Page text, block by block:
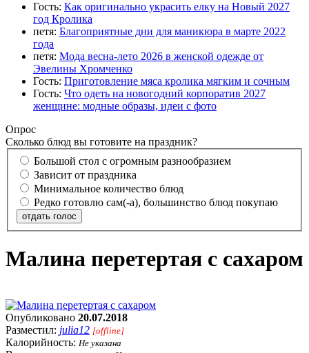
Гость: Как оригинально украсить елку на Новый 2027
год Кролика
петя: Благоприятные дни для маникюра в марте 2022
года
петя: Мода весна-лето 2026 в женской одежде от
Эвелины Хромченко
Гость: Приготовление мяса кролика мягким и сочным
Гость: Что одеть на новогодний корпоратив 2027
женщине: модные образы, идеи с фото
Опрос
Сколько блюд вы готовите на праздник?
Большой стол с огромным разнообразием
Зависит от праздника
Минимальное количество блюд
Редко готовлю сам(-а), большинство блюд покупаю
отдать голос
Малина перетертая с сахаром
Опубликовано 20.07.2018
Разместил: julia12 [offline]
Калорийность: Не указана